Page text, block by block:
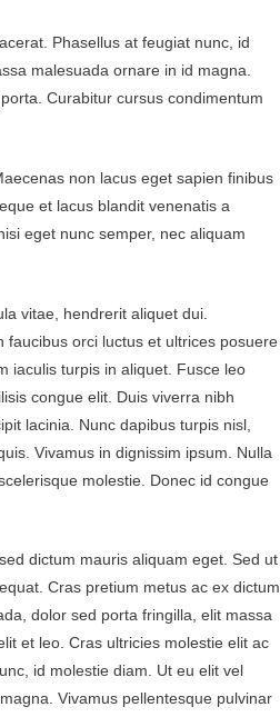
Phasellus at feugiat nunc, id
malesuada ornare in id magna.
Curabitur cursus condimentum
non lacus eget sapien finibus
et lacus blandit venenatis a
eget nunc semper, nec aliquam
vitae, hendrerit aliquet dui.
faucibus orci luctus et ultrices posuere
iaculis turpis in aliquet. Fusce leo
congue elit. Duis viverra nibh
lacinia. Nunc dapibus turpis nisl,
Vivamus in dignissim ipsum. Nulla
molestie. Donec id congue
dictum mauris aliquam eget. Sed ut
Cras pretium metus ac ex dictum
dolor sed porta fringilla, elit massa
et leo. Cras ultricies molestie elit ac
id molestie diam. Ut eu elit vel
Vivamus pellentesque pulvinar